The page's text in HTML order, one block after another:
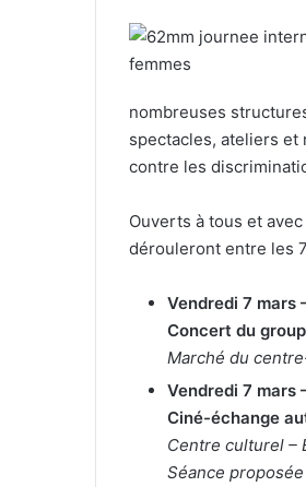
nombreuses
spectacles, ateliers et
contre les
Ouverts à tous et
dérouleront entre les
Vendredi 7 mars
Concert du
Marché du
Vendredi 7 mars
Ciné-échange
Centre culturel –
Séance